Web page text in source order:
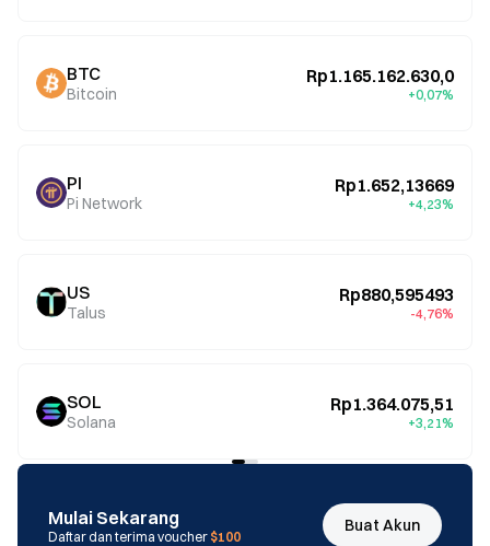
BTC
Bitcoin
Rp1.165.162.630,0
+0,07%
PI
Pi Network
Rp1.652,13669
+4,23%
US
Talus
Rp880,595493
-4,76%
SOL
Solana
Rp1.364.075,51
+3,21%
Mulai Sekarang
Daftar dan terima voucher $100
Buat Akun